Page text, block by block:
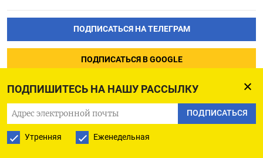
ПОДПИШИТЕСЬ НА НАШУ РАССЫЛКУ
ПОДПИСАТЬСЯ
Утренняя Еженедельная
ПОДПИСАТЬСЯ НА ТЕЛЕГРАМ
ПОДПИСАТЬСЯ В GOOGLE
Первый российский банк